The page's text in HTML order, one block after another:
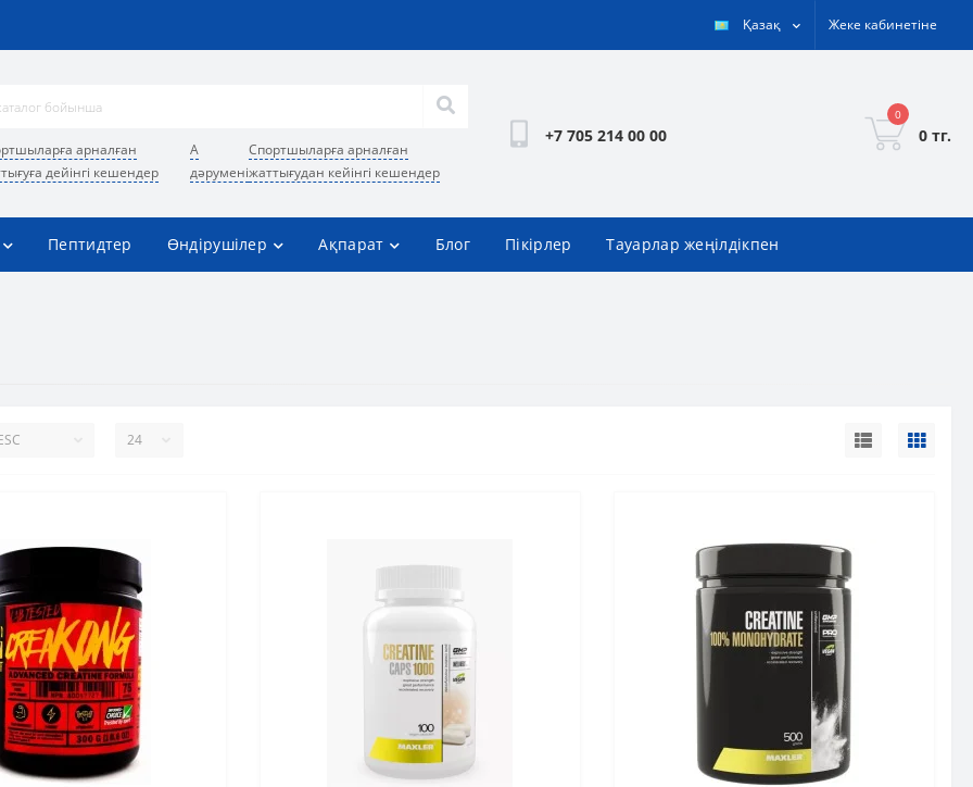
Қазақ Жеке кабинетіне
арналған
дейінгі кешендер
А
дәрумені
Спортшыларға арналған
жаттығудан кейінгі кешендер
+7 705 214 00 00
0
0 тг.
Пептидтер Өндірушілер Ақпарат Блог Пікірлер Тауарлар жеңілдікпен